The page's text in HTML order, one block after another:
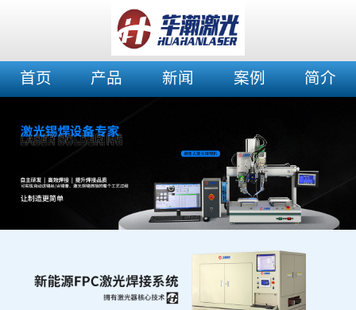
首页 产品 新闻 案例 简介